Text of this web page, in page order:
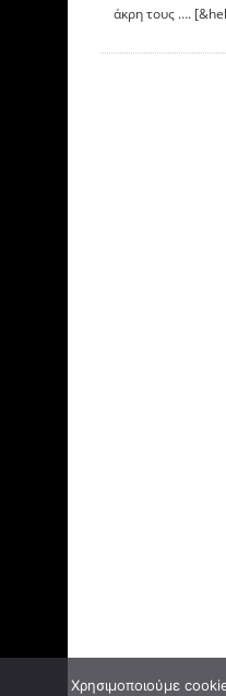
άκρη τους ….
Χρησιμοποιούμε